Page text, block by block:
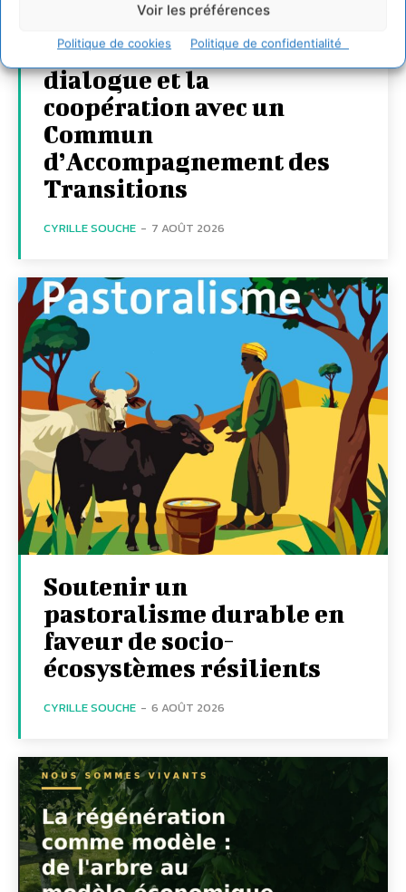
Voir les préférences
Politique de cookies Politique de confidentialité
Transformer les
territoires par le
dialogue et la
coopération avec un
Commun
d’Accompagnement des
Transitions
CYRILLE SOUCHE - 7 AOÛT 2026
Soutenir un
pastoralisme durable en
faveur de socio-
écosystèmes résilients
CYRILLE SOUCHE - 6 AOÛT 2026